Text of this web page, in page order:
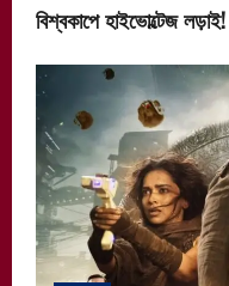
বিশ্বকাপে হাইভোল্টেজ